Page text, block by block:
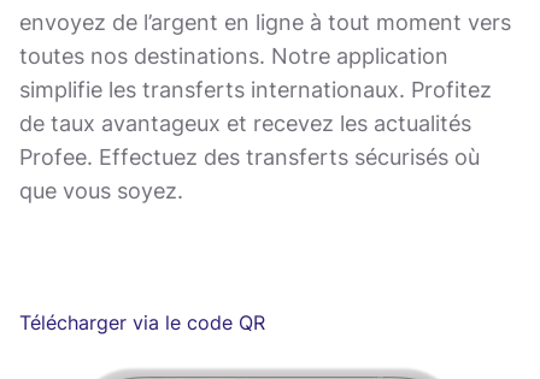
envoyez de l’argent en ligne à tout moment vers
toutes nos destinations. Notre application
simplifie les transferts internationaux. Profitez
de taux avantageux et recevez les actualités
Profee. Effectuez des transferts sécurisés où
que vous soyez.
Télécharger via le code QR